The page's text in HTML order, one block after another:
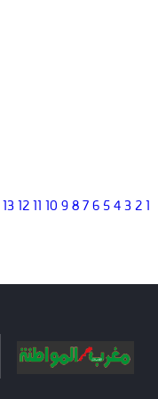
1
2
3
4
5
6
7
8
9
10
11
12
13